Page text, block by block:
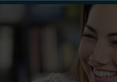
Condiciones de uso